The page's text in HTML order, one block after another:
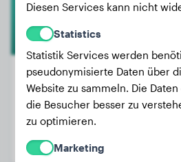
Gewicht:
Alter:
Geschlecht:
Diesen Services kann nicht
Statistics
Statistik Services werden
pseudonymisierte Daten über
Website zu sammeln. Die
die Besucher besser zu
zu optimieren.
Marketing